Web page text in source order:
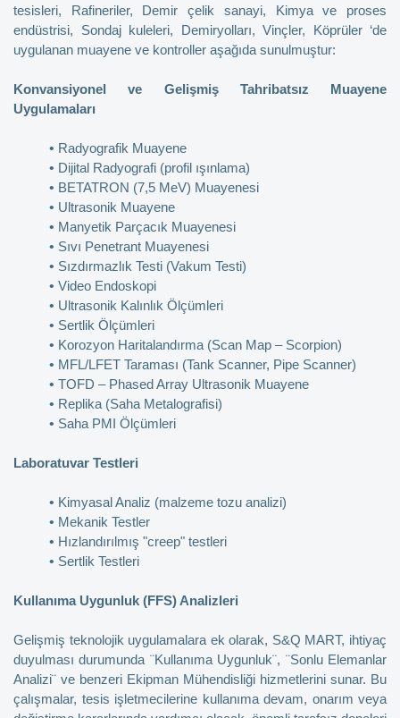
tesisleri, Rafineriler, Demir çelik sanayi, Kimya ve proses
endüstrisi, Sondaj kuleleri, Demiryolları, Vinçler, Köprüler ‘de
uygulanan muayene ve kontroller aşağıda sunulmuştur:
Konvansiyonel ve Gelişmiş Tahribatsız Muayene
Uygulamaları
• Radyografik Muayene
• Dijital Radyografi (profil ışınlama)
• BETATRON (7,5 MeV) Muayenesi
• Ultrasonik Muayene
• Manyetik Parçacık Muayenesi
• Sıvı Penetrant Muayenesi
• Sızdırmazlık Testi (Vakum Testi)
• Video Endoskopi
• Ultrasonik Kalınlık Ölçümleri
• Sertlik Ölçümleri
• Korozyon Haritalandırma (Scan Map – Scorpion)
• MFL/LFET Taraması (Tank Scanner, Pipe Scanner)
• TOFD – Phased Array Ultrasonik Muayene
• Replika (Saha Metalografisi)
• Saha PMI Ölçümleri
Laboratuvar Testleri
• Kimyasal Analiz (malzeme tozu analizi)
• Mekanik Testler
• Hızlandırılmış "creep" testleri
• Sertlik Testleri
Kullanıma Uygunluk (FFS) Analizleri
Gelişmiş teknolojik uygulamalara ek olarak, S&Q MART, ihtiyaç
duyulması durumunda ¨Kullanıma Uygunluk¨, ¨Sonlu Elemanlar
Analizi¨ ve benzeri Ekipman Mühendisliği hizmetlerini sunar. Bu
çalışmalar, tesis işletmecilerine kullanıma devam, onarım veya